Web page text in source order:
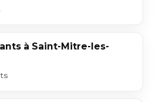
à Saint-Mitre-les-